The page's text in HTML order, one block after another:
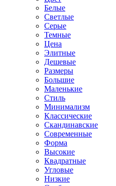
Белые
Светлые
Серые
Темные
Цена
Элитные
Дешевые
Размеры
Большие
Маленькие
Стиль
Минимализм
Классические
Скандинавские
Современные
Форма
Высокие
Квадратные
Угловые
Низкие